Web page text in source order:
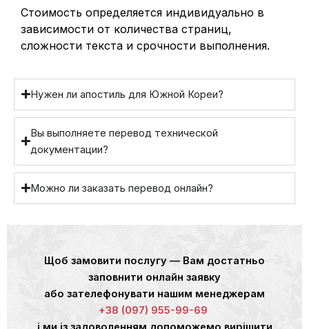
Стоимость определяется индивидуально в
зависимости от количества страниц,
сложности текста и срочности выполнения.
Нужен ли апостиль для Южной Кореи?
Вы выполняете перевод технической
документации?
Можно ли заказать перевод онлайн?
Щоб замовити послугу — Вам достатньо
заповнити онлайн заявку
або зателефонувати нашим менеджерам
+38 (097) 955-99-69